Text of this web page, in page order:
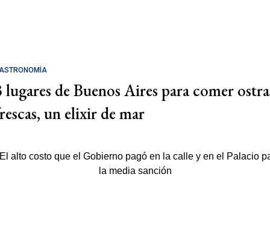
lugares de Buenos Aires para comer
un elixir de mar